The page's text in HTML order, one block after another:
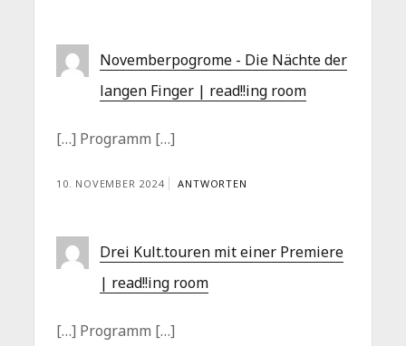
Novemberpogrome - Die Nächte der
langen Finger | read!!ing room
[…] Programm […]
10. NOVEMBER 2024 ANTWORTEN
Drei Kult.touren mit einer Premiere
| read!!ing room
[…] Programm […]